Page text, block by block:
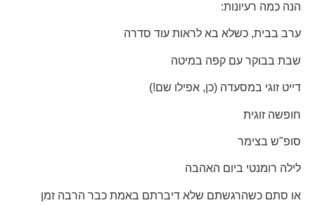
הנה כמה רעיונות:
ערב בבית, כשלא בא לראות עוד סדרה
שבת בבוקר עם קפה במיטה
דייט זוגי במסעדה (כן, אפילו שם!)
חופשה זוגית
סופ"ש בצימר
לילה רומנטי ביום האהבה
או סתם כשהרגשתם שלא דיברתם באמת כבר הרבה זמן